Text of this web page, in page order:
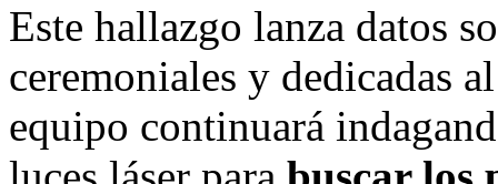
Este hallazgo lanza datos
ceremoniales y dedicadas
equipo continuará